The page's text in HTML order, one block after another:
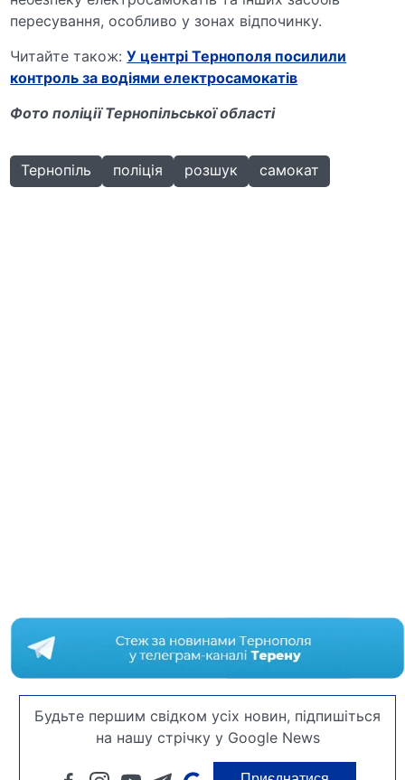
пересування, особливо у зонах відпочинку.
Читайте також:У центрі Тернополя посилили
контроль за водіями електросамокатів
Фото поліції Тернопільської області
Тернопіль поліція розшук самокат
Будьте першим свідком усіх новин, підпишіться
на нашу стрічку у Google News